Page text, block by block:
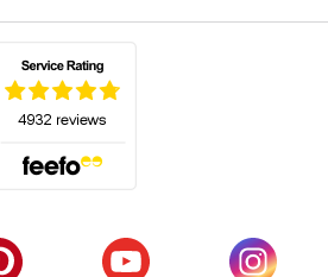
nouvel onglet)
dans un nouvel onglet)
(s'ouvre dans un(s'ouvre